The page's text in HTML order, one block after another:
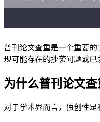
普刊论文查重是一个重要
现可能存在的抄袭问题或已
为什么普刊论文查
对于学术界而言，独创性